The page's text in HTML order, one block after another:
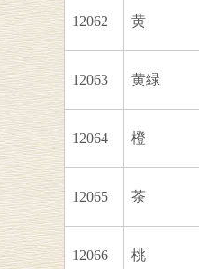
12062 黄
12063 黄緑
12064 橙
12065 茶
12066 桃